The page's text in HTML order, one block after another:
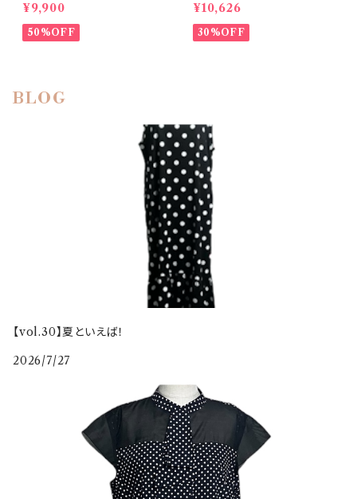
¥9,900
50%OFF
¥10,626
30%OFF
BLOG
【vol.30】夏といえば！
2026/7/27